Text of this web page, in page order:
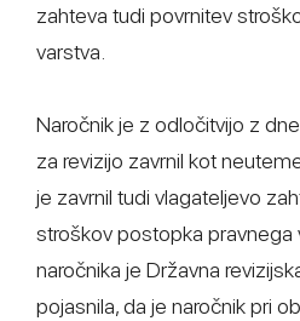
zahteva tudi povrnitev
varstva.
Naročnik je z odločitvijo z
za revizijo zavrnil kot
je zavrnil tudi vlagateljevo
stroškov postopka pravnega
naročnika je Državna
pojasnila, da je naročnik pri